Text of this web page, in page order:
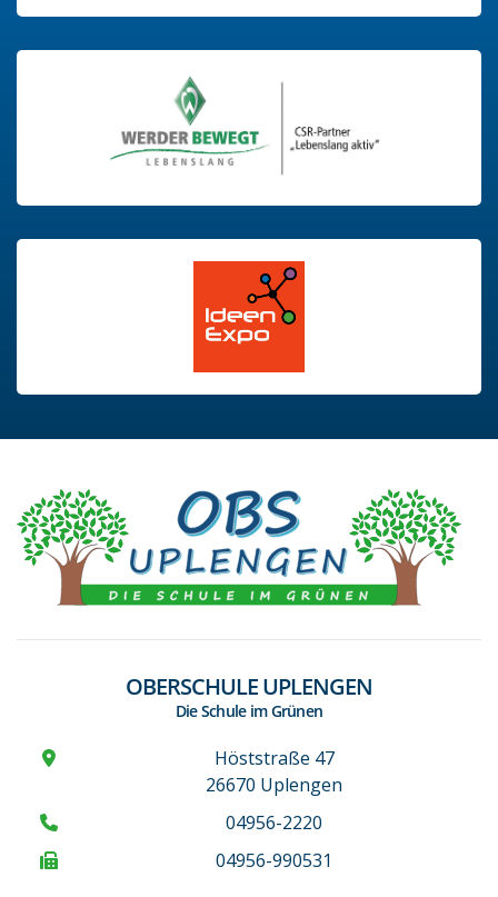
OBERSCHULE UPLENGEN
Die Schule im Grünen
Höststraße 47
26670 Uplengen
04956-2220
04956-990531